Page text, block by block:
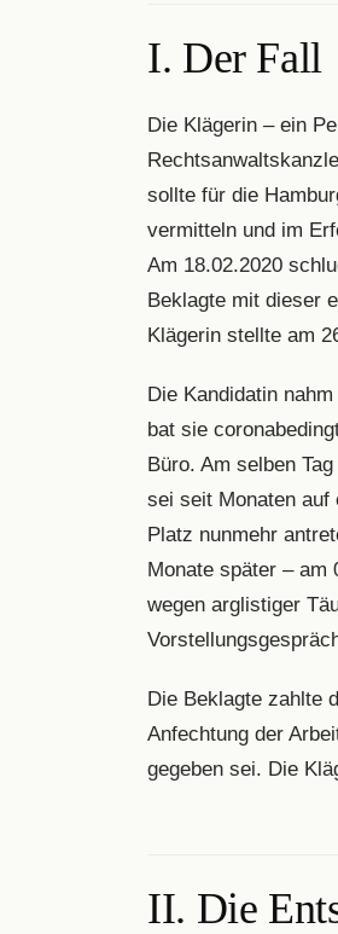
I. Der Fall
Die Klägerin – ein
sollte für die
vermitteln und im
Am 18.02.2020
Beklagte mit dieser
Klägerin stellte am
Die Kandidatin
bat sie
Büro. Am selben
sei seit Monaten auf
Platz nunmehr
Monate später – am
wegen arglistiger
Die Beklagte zahlte
Anfechtung der
gegeben sei. Die
II. Die